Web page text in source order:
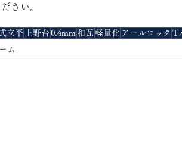
さい。
立平 上野台 0.4mm 和瓦 軽量化 アールロック T
ム